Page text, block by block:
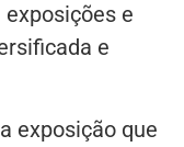
e
e
exposição que